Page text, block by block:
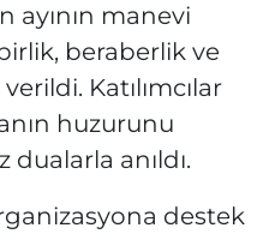
ayının manevi
beraberlik ve
Katılımcılar
huzurunu
anıldı.
destek